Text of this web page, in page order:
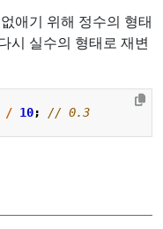
애기 위해 정수의 형태
시 실수의 형태로 재변
/ 10;